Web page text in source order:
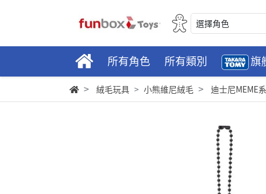
選擇角色
所有角色 所有類別 旗
絨毛玩具 小熊維尼絨毛 迪士尼MEME